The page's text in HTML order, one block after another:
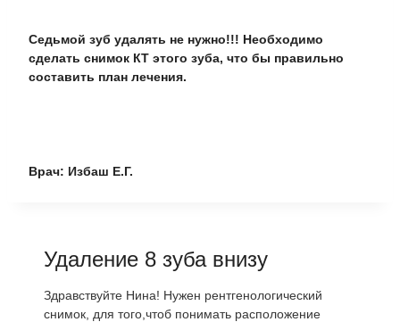
Седьмой зуб удалять не нужно!!! Необходимо
сделать снимок КТ этого зуба, что бы правильно
составить план лечения.
Врач: Избаш Е.Г.
Удаление 8 зуба внизу
Здравствуйте Нина! Нужен рентгенологический
снимок, для того,чтоб понимать расположение